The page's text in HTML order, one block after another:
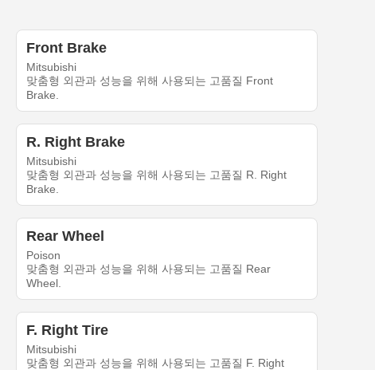
Front Brake
Mitsubishi
맞춤형 외관과 성능을 위해 사용되는 고품질 Front
Brake.
R. Right Brake
Mitsubishi
맞춤형 외관과 성능을 위해 사용되는 고품질 R. Right
Brake.
Rear Wheel
Poison
맞춤형 외관과 성능을 위해 사용되는 고품질 Rear
Wheel.
F. Right Tire
Mitsubishi
맞춤형 외관과 성능을 위해 사용되는 고품질 F. Right